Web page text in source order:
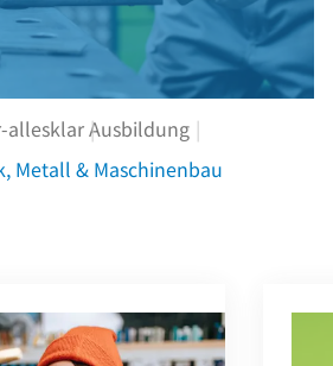
allesklarAusbildung
Metall & Maschinenbau